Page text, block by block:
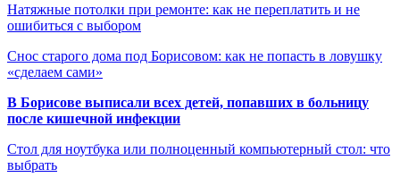
Натяжные потолки при ремонте: как не переплатить и не
ошибиться с выбором
Снос старого дома под Борисовом: как не попасть в ловушку
«сделаем сами»
В Борисове выписали всех детей, попавших в больницу
после кишечной инфекции
Стол для ноутбука или полноценный компьютерный стол: что
выбрать